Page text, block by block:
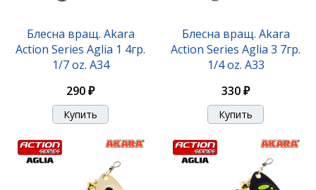
Блесна вращ. Akara
Action Series Aglia 1 4гр.
1/7 oz. A34
290 ₽
Блесна вращ. Akara
Action Series Aglia 3 7гр.
1/4 oz. A33
330 ₽